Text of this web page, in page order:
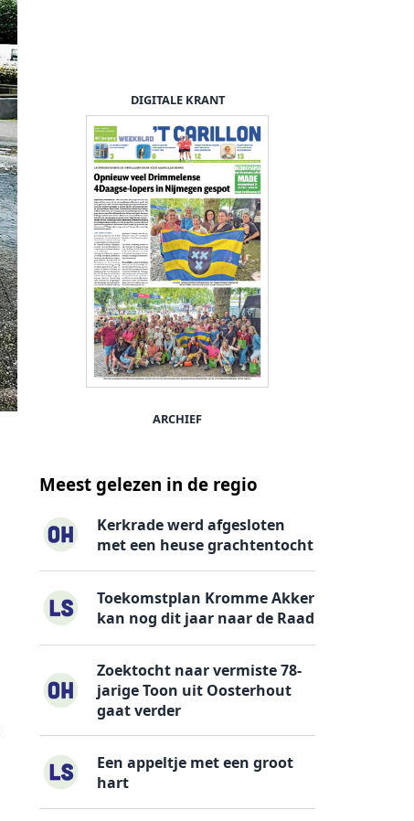
DIGITALE KRANT
ARCHIEF
Meest gelezen in de regio
Kerkrade werd afgesloten
met een heuse grachtentocht
Toekomstplan Kromme Akker
kan nog dit jaar naar de Raad
Zoektocht naar vermiste 78-
jarige Toon uit Oosterhout
gaat verder
Een appeltje met een groot
hart